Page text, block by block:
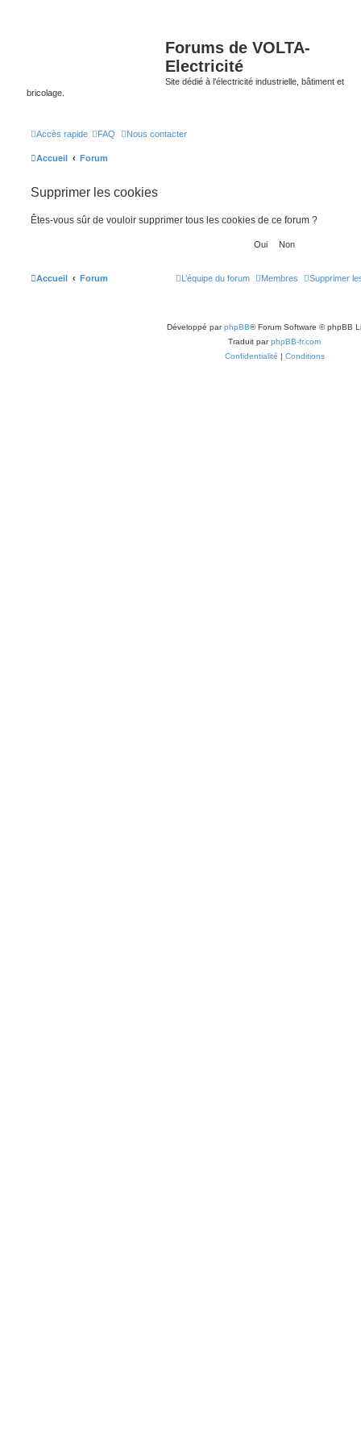
Forums de VOLTA-
Electricité
Site dédié à l'électricité industrielle, bâtiment et
bricolage.
Accès rapide FAQ Nous contacter
Accueil Forum
Supprimer les cookies
Êtes-vous sûr de vouloir supprimer tous les cookies de ce forum ?
Accueil Forum Supprimer
Membres
L’équipe du forum
Développé parphpBB® Forum Software © phpBB
Traduit parphpBB-fr.com
Confidentialité | Conditions